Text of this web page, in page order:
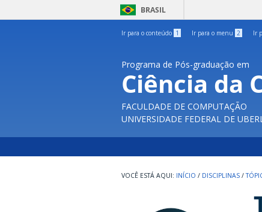
BRASIL
Ir para o conteúdo 1 Ir para o menu 2 Ir
Programa de Pós-graduação em
Ciência da
FACULDADE DE COMPUTAÇÃO
UNIVERSIDADE FEDERAL DE
INÍCIO / DISCIPLINAS /